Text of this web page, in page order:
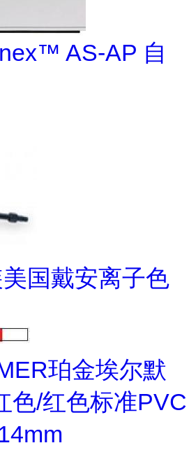
AS-AP 自
国戴安离子色
珀金埃尔默
色/红色标准PVC